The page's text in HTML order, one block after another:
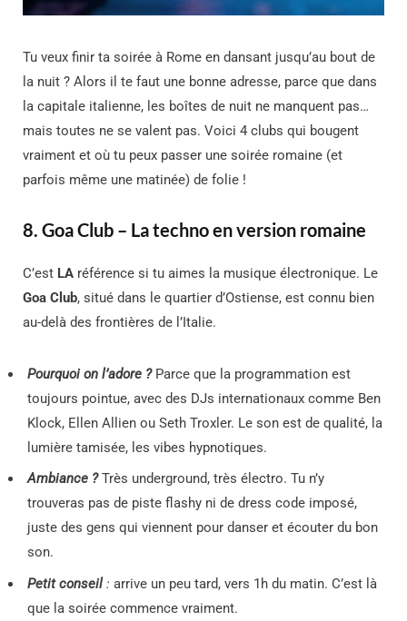
Tu veux finir ta soirée à Rome en dansant jusqu’au bout de
la nuit ? Alors il te faut une bonne adresse, parce que dans
la capitale italienne, les boîtes de nuit ne manquent pas…
mais toutes ne se valent pas. Voici 4 clubs qui bougent
vraiment et où tu peux passer une soirée romaine (et
parfois même une matinée) de folie !
8. Goa Club – La techno en version romaine
C’est LA référence si tu aimes la musique électronique. Le
Goa Club, situé dans le quartier d’Ostiense, est connu bien
au-delà des frontières de l’Italie.
Pourquoi on l’adore ?Parce que la programmation est
toujours pointue, avec des DJs internationaux comme Ben
Klock, Ellen Allien ou Seth Troxler. Le son est de qualité, la
lumière tamisée, les vibes hypnotiques.
Ambiance ?Très underground, très électro. Tu n’y
trouveras pas de piste flashy ni de dress code imposé,
juste des gens qui viennent pour danser et écouter du bon
son.
Petit conseil: arrive un peu tard, vers 1h du matin. C’est là
que la soirée commence vraiment.